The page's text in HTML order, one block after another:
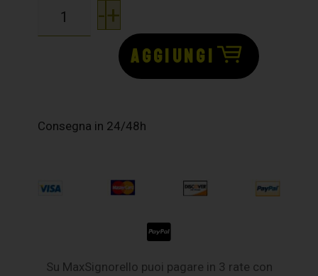
-+
AGGIUNGI
Consegna in 24/48h
Su MaxSignorello puoi pagare in 3 rate con